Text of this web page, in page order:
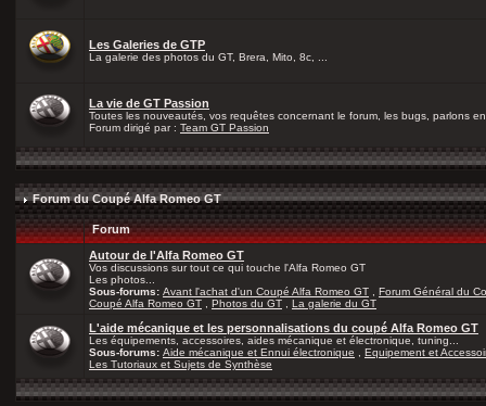
Les Galeries de GTP
La galerie des photos du GT, Brera, Mito, 8c, ...
La vie de GT Passion
Toutes les nouveautés, vos requêtes concernant le forum, les bugs, parlons
Forum dirigé par : Team GT Passion
Forum du Coupé Alfa Romeo GT
Forum
Autour de l'Alfa Romeo GT
Vos discussions sur tout ce qui touche l'Alfa Romeo GT
Les photos...
Sous-forums: Avant l'achat d'un Coupé Alfa Romeo GT
Forum Général du
Coupé Alfa Romeo GT
Photos du GT La galerie du GT
L'aide mécanique et les personnalisations du coupé Alfa Romeo GT
Les équipements, accessoires, aides mécanique et électronique, tuning...
Sous-forums: Aide mécanique et Ennui électronique
Equipement et
Les Tutoriaux et Sujets de Synthèse